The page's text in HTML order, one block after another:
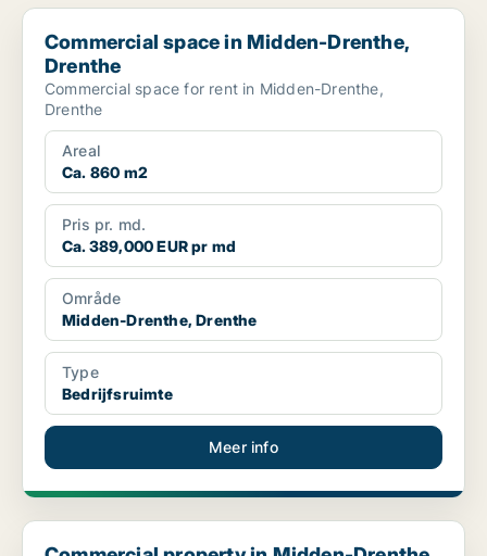
Commercial space in Midden-Drenthe, Drenthe
Commercial space in Midden-Drenthe,
Drenthe
Commercial space for rent in Midden-Drenthe,
Drenthe
Areal
Ca. 860 m2
Pris pr. md.
Ca. 389,000 EUR pr md
Område
Midden-Drenthe, Drenthe
Type
Bedrijfsruimte
Meer info
Commercial property in Midden-Drenthe, Drenthe